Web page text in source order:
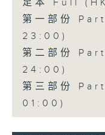
足本 Full
第一部份
23:00)
第二部份
24:00)
第三部份
01:00)